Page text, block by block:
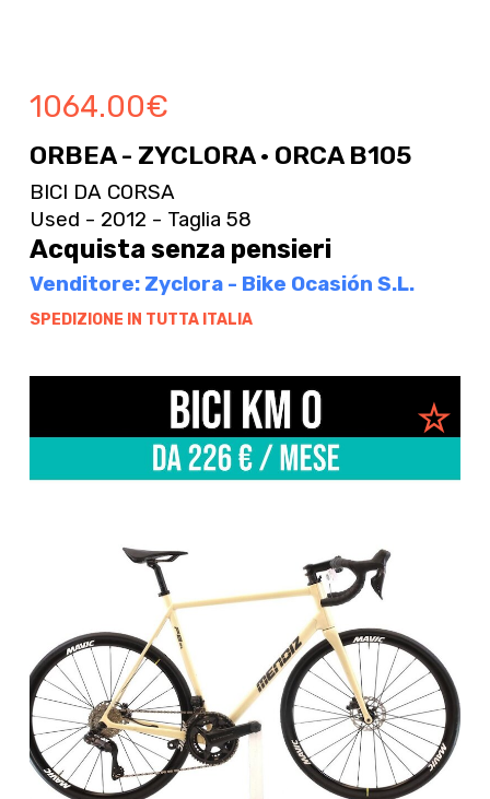
1064.00€
ORBEA - ZYCLORA · ORCA B105
BICI DA CORSA
Used - 2012 - Taglia 58
Acquista senza pensieri
Venditore: Zyclora - Bike Ocasión S.L.
SPEDIZIONE IN TUTTA ITALIA